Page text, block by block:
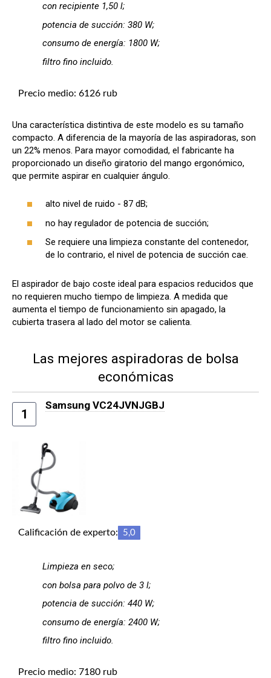
con recipiente 1,50 l;
potencia de succión: 380 W;
consumo de energía: 1800 W;
filtro fino incluido.
Precio medio: 6126 rub
Una característica distintiva de este modelo es su tamaño
compacto. A diferencia de la mayoría de las aspiradoras, son
un 22% menos. Para mayor comodidad, el fabricante ha
proporcionado un diseño giratorio del mango ergonómico,
que permite aspirar en cualquier ángulo.
alto nivel de ruido - 87 dB;
no hay regulador de potencia de succión;
Se requiere una limpieza constante del contenedor,
de lo contrario, el nivel de potencia de succión cae.
El aspirador de bajo coste ideal para espacios reducidos que
no requieren mucho tiempo de limpieza. A medida que
aumenta el tiempo de funcionamiento sin apagado, la
cubierta trasera al lado del motor se calienta.
Las mejores aspiradoras de bolsa
económicas
1
Samsung VC24JVNJGBJ
Calificación de experto: 5,0
Limpieza en seco;
con bolsa para polvo de 3 l;
potencia de succión: 440 W;
consumo de energía: 2400 W;
filtro fino incluido.
Precio medio: 7180 rub